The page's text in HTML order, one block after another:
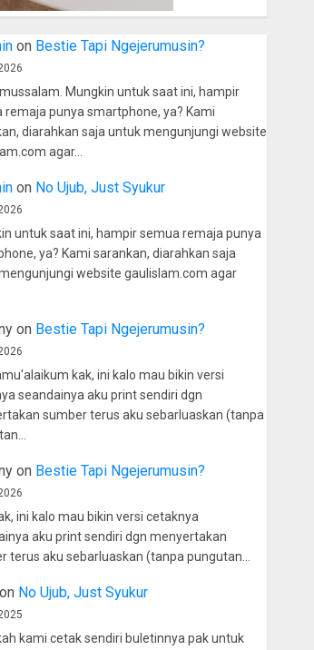
on Bestie Tapi Ngejerumusin?
Mungkin untuk saat ini, hampir
remaja punya smartphone, ya? Kami
diarahkan saja untuk mengunjungi website
agar…
on No Ujub, Just Syukur
untuk saat ini, hampir semua remaja punya
ya? Kami sarankan, diarahkan saja
website gaulislam.com agar
on Bestie Tapi Ngejerumusin?
kak, ini kalo mau bikin versi
seandainya aku print sendiri dgn
sumber terus aku sebarluaskan (tanpa
on Bestie Tapi Ngejerumusin?
ini kalo mau bikin versi cetaknya
aku print sendiri dgn menyertakan
terus aku sebarluaskan (tanpa pungutan…
on No Ujub, Just Syukur
kami cetak sendiri buletinnya pak untuk